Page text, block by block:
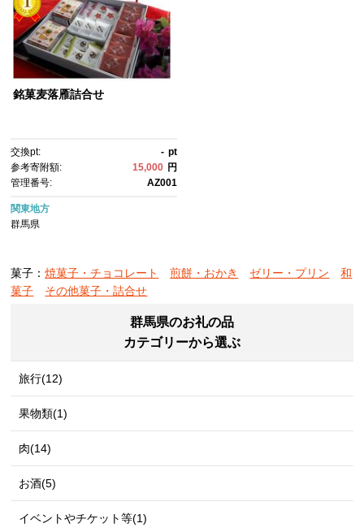
銘菓麦落雁詰合せ
交換pt: - pt
参考寄附額:
15,000 円
管理番号:
AZ001
関東地方
群馬県
菓子：焼菓子・チョコレート 煎餅・おかき ゼリー・プリン
和
菓子
その他菓子・詰合せ
群馬県のお礼の品
カテゴリーから選ぶ
旅行(12)
果物類(1)
肉(14)
お酒(5)
イベントやチケット等(1)